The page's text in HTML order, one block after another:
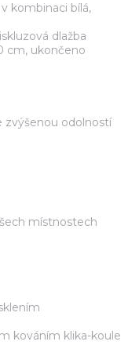
kombinaci bílá,
dlažba
cm, ukončeno
zvýšenou odolností
místnostech
kováním klika-koule